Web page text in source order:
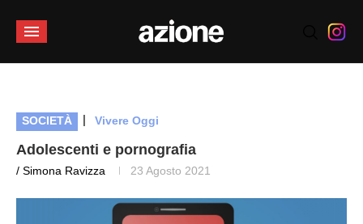
SOCIETÀ | Vivere Oggi
Adolescenti e pornografia
/ Simona Ravizza 23 Agosto 2021